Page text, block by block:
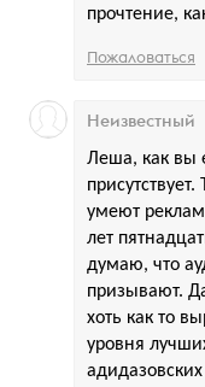
прочтение,
Пожаловаться
Леша, как вы
умеют
лет
думаю, что
призывают.
хоть как то
уровня
Неизвестный